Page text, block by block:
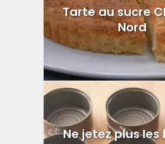
Tarte au sucre
Nord
Ne jetez plus